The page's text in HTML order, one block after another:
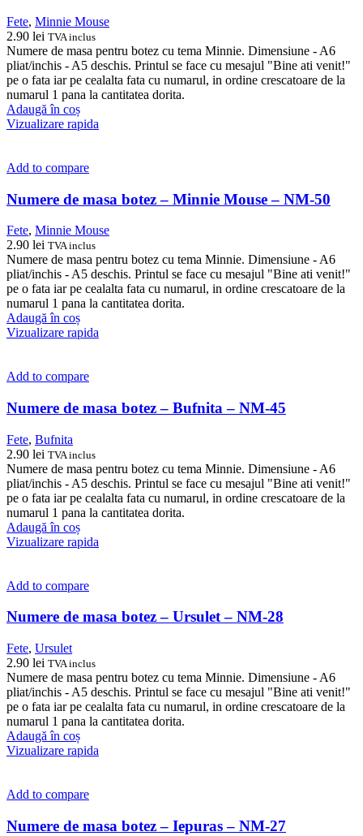
Fete, Minnie Mouse
2.90 lei TVA inclus
Numere de masa pentru botez cu tema Minnie. Dimensiune - A6
pliat/inchis - A5 deschis. Printul se face cu mesajul "Bine ati venit!"
pe o fata iar pe cealalta fata cu numarul, in ordine crescatoare de la
numarul 1 pana la cantitatea dorita.
Adaugă în coș
Vizualizare rapida
Add to compare
Numere de masa botez – Minnie Mouse – NM-50
Fete, Minnie Mouse
2.90 lei TVA inclus
Numere de masa pentru botez cu tema Minnie. Dimensiune - A6
pliat/inchis - A5 deschis. Printul se face cu mesajul "Bine ati venit!"
pe o fata iar pe cealalta fata cu numarul, in ordine crescatoare de la
numarul 1 pana la cantitatea dorita.
Adaugă în coș
Vizualizare rapida
Add to compare
Numere de masa botez – Bufnita – NM-45
Fete, Bufnita
2.90 lei TVA inclus
Numere de masa pentru botez cu tema Minnie. Dimensiune - A6
pliat/inchis - A5 deschis. Printul se face cu mesajul "Bine ati venit!"
pe o fata iar pe cealalta fata cu numarul, in ordine crescatoare de la
numarul 1 pana la cantitatea dorita.
Adaugă în coș
Vizualizare rapida
Add to compare
Numere de masa botez – Ursulet – NM-28
Fete, Ursulet
2.90 lei TVA inclus
Numere de masa pentru botez cu tema Minnie. Dimensiune - A6
pliat/inchis - A5 deschis. Printul se face cu mesajul "Bine ati venit!"
pe o fata iar pe cealalta fata cu numarul, in ordine crescatoare de la
numarul 1 pana la cantitatea dorita.
Adaugă în coș
Vizualizare rapida
Add to compare
Numere de masa botez – Iepuras – NM-27